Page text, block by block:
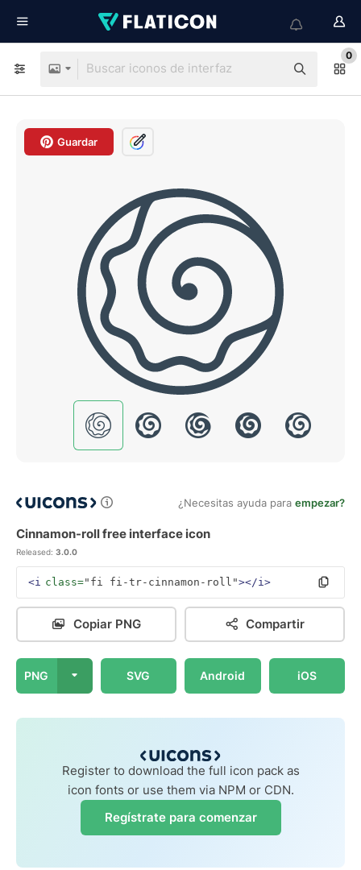
0
Guardar
¿Necesitas ayuda para empezar?
Cinnamon-roll free interface icon
Released: 3.0.0
<i class="fi fi-tr-cinnamon-roll"></i>
Copiar PNG Compartir
PNG SVG Android iOS
Register to download the full icon pack as
icon fonts or use them via NPM or CDN.
Regístrate para comenzar